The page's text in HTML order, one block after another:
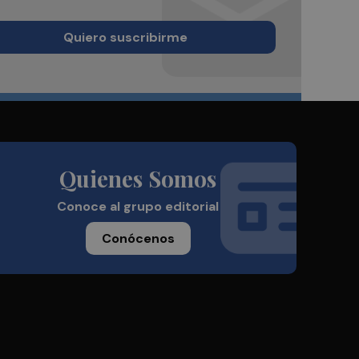
Quiero suscribirme
Quienes Somos
Conoce al grupo editorial
Conócenos